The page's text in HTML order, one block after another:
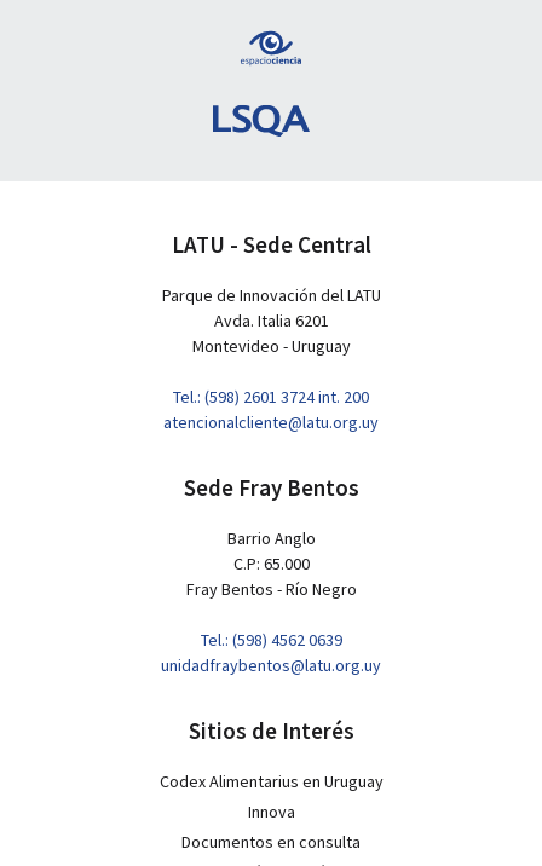
LATU - Sede Central
Parque de Innovación del LATU
Avda. Italia 6201
Montevideo - Uruguay
Tel.: (598) 2601 3724 int. 200
atencionalcliente@latu.org.uy
Sede Fray Bentos
Barrio Anglo
C.P: 65.000
Fray Bentos - Río Negro
Tel.: (598) 4562 0639
unidadfraybentos@latu.org.uy
Sitios de Interés
Codex Alimentarius en Uruguay
Innova
Documentos en consulta